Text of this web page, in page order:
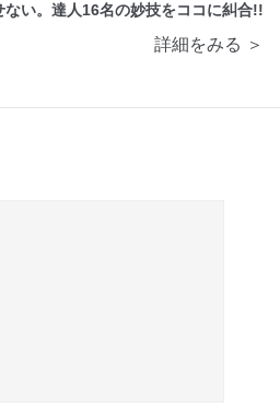
ない。達人16名の妙技をココに糾合!!
詳細をみる ＞